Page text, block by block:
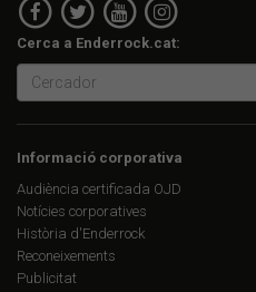
Cerca a Enderrock.cat:
Informació corporativa
Audiència certificada OJD
Notícies corporatives
Història d'Enderrock
Reconeixements
Publicitat